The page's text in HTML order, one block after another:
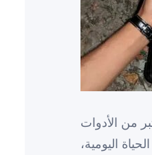
من الأدوات
اليومية،